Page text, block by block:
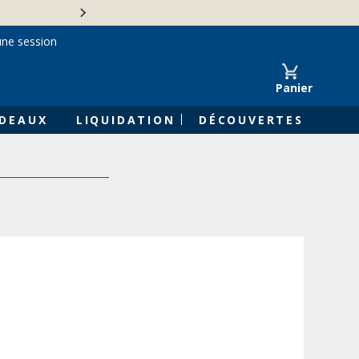
Panier
LIQUIDATION DÉCOUVERTES
session